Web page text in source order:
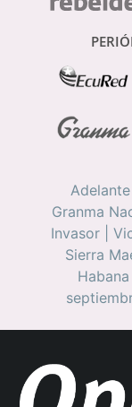
Adelante
Granma
Invasor
Sierra
Habana